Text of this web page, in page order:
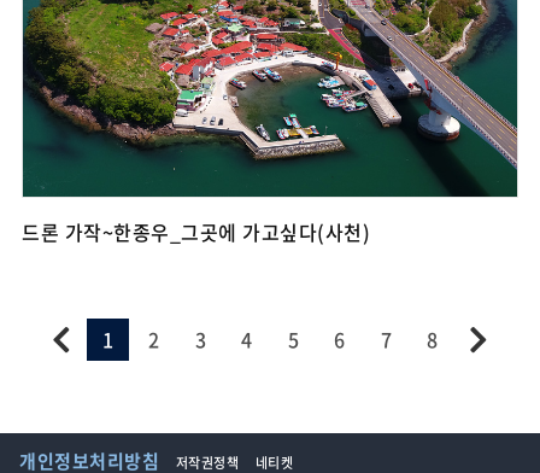
드론 가작~한종우_그곳에 가고싶다(사천)
1 2 3 4 5 6 7 8
개인정보처리방침 저작권정책 네티켓